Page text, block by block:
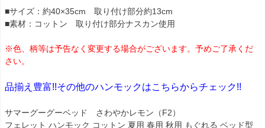
■サイズ：約40×35cm 取り付け部分約13cm
■素材：コットン 取り付け部分ナスカン使用
※色、柄等は予告なく変更する場合がございます。予めご了承くだ
さい。
品揃え豊富!!その他のハンモックはこちらからチェック!!
サマーグーグーベッド さわやかレモン（F2）
フェレット ハンモック コットン 夏用 春用 秋用 もぐれる ベッド型